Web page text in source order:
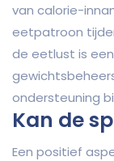
van calorie-
eetpatroon
de eetlust is
ondersteuning
Kan de
Een positief